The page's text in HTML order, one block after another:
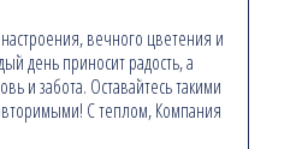
вечного цветения и
день приносит радость, а
и забота. Оставайтесь такими
С теплом, Компания